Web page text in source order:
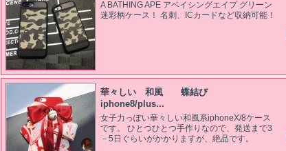
A BATHING APE アベイシングエイプ グリーン
迷彩柄ケース！ 名刺、ICカードなど収納可能！
華々しい 和風 蝶結び
iphone8/plus...
女子力っぽい華々しい和風系iphoneX/8ケース
です。 ひとつひとつ手作りなので、発送まで3
－5日ぐらいがかかりますが、絶品です。